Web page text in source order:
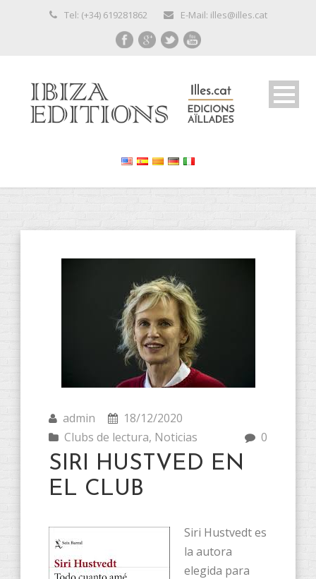
Tel: (+34) 619281862 E-Mail: illes@illes.cat
admin
18/12/2020
Clubs de lectura, Noticias 0
SIRI HUSTVED EN
EL CLUB
Siri Hustvedt es
la autora
elegida para